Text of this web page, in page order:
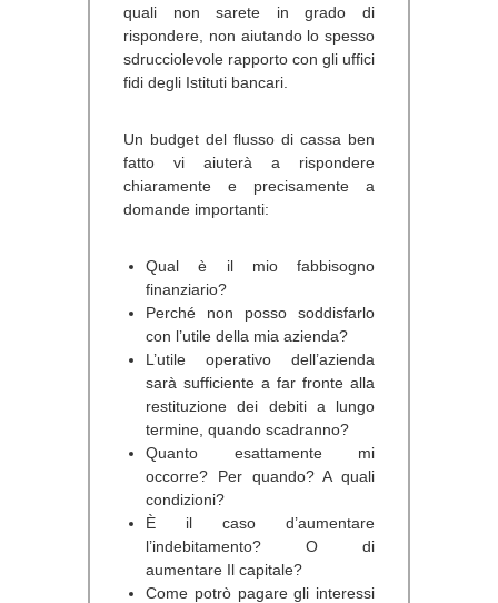
quali non sarete in grado di
rispondere, non aiutando lo spesso
sdrucciolevole rapporto con gli uffici
fidi degli Istituti bancari.
Un budget del flusso di cassa ben
fatto vi aiuterà a rispondere
chiaramente e precisamente a
domande importanti:
Qual è il mio fabbisogno
finanziario?
Perché non posso soddisfarlo
con l’utile della mia azienda?
L’utile operativo dell’azienda
sarà sufficiente a far fronte alla
restituzione dei debiti a lungo
termine, quando scadranno?
Quanto esattamente mi
occorre? Per quando? A quali
condizioni?
È il caso d’aumentare
l’indebitamento? O di
aumentare Il capitale?
Come potrò pagare gli interessi